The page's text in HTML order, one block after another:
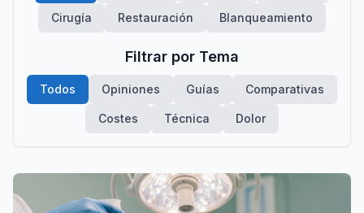
Cirugía Restauración Blanqueamiento
Filtrar por Tema
Todos Opiniones Guías Comparativas
Costes Técnica Dolor